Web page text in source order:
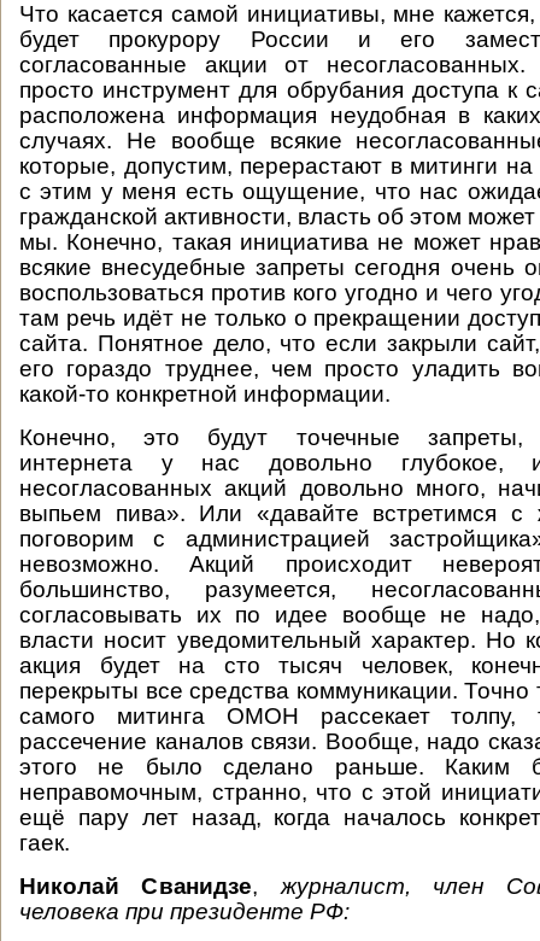
Что касается самой инициативы, мне кажется,
будет прокурору России и его
согласованные акции от
просто инструмент для обрубания доступа к
расположена информация неудобная в
случаях. Не вообще всякие
которые, допустим, перерастают в митинги
с этим у меня есть ощущение, что нас
гражданской активности, власть об этом
мы. Конечно, такая инициатива не может
всякие внесудебные запреты сегодня очень
воспользоваться против кого угодно и чего
там речь идёт не только о прекращении
сайта. Понятное дело, что если закрыли
его гораздо труднее, чем просто уладить
какой-то конкретной информации.
Конечно, это будут точечные запреты,
интернета у нас довольно глубокое,
несогласованных акций довольно много,
выпьем пива». Или «давайте встретимся
поговорим с администрацией
невозможно. Акций происходит
большинство, разумеется,
согласовывать их по идее вообще не
власти носит уведомительный характер. Но
акция будет на сто тысяч человек,
перекрыты все средства коммуникации. Точно
самого митинга ОМОН рассекает толпу,
рассечение каналов связи. Вообще, надо
этого не было сделано раньше.
неправомочным, странно, что с этой
ещё пару лет назад, когда началось
гаек.
Николай Сванидзе, журналист, член
человека при президенте РФ: